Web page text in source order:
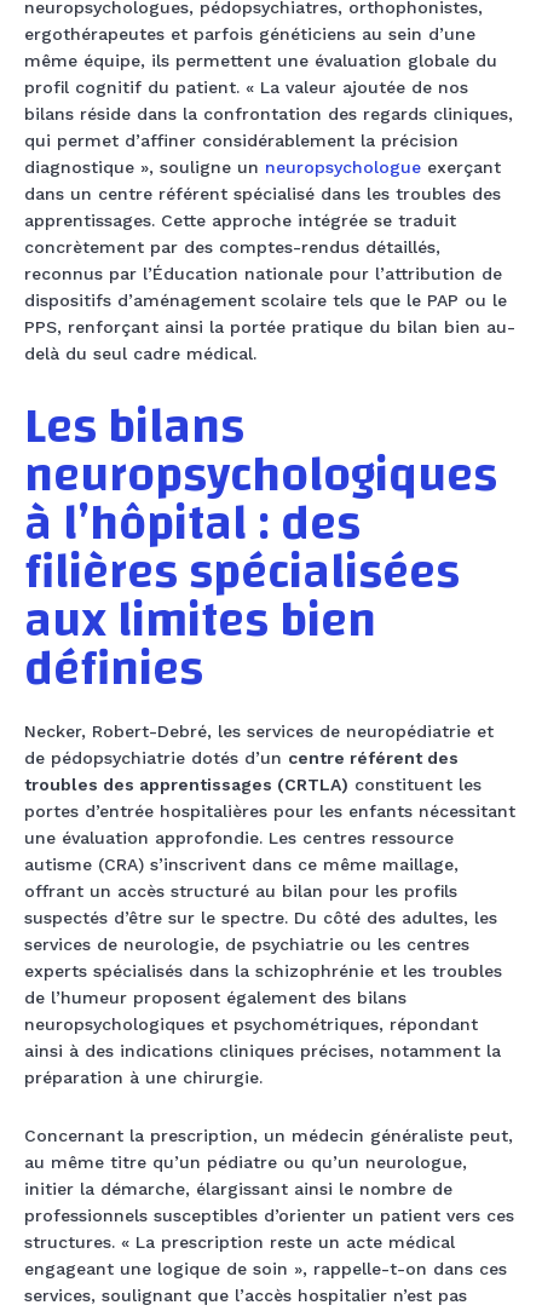
neuropsychologues, pédopsychiatres, orthophonistes,
ergothérapeutes et parfois généticiens au sein d’une
même équipe, ils permettent une évaluation globale du
profil cognitif du patient. « La valeur ajoutée de nos
bilans réside dans la confrontation des regards cliniques,
qui permet d’affiner considérablement la précision
diagnostique », souligne un neuropsychologue exerçant
dans un centre référent spécialisé dans les troubles des
apprentissages. Cette approche intégrée se traduit
concrètement par des comptes-rendus détaillés,
reconnus par l’Éducation nationale pour l’attribution de
dispositifs d’aménagement scolaire tels que le PAP ou le
PPS, renforçant ainsi la portée pratique du bilan bien au-
delà du seul cadre médical.
Les bilans
neuropsychologiques
à l’hôpital : des
filières spécialisées
aux limites bien
définies
Necker, Robert-Debré, les services de neuropédiatrie et
de pédopsychiatrie dotés d’un centre référent des
troubles des apprentissages (CRTLA) constituent les
portes d’entrée hospitalières pour les enfants nécessitant
une évaluation approfondie. Les centres ressource
autisme (CRA) s’inscrivent dans ce même maillage,
offrant un accès structuré au bilan pour les profils
suspectés d’être sur le spectre. Du côté des adultes, les
services de neurologie, de psychiatrie ou les centres
experts spécialisés dans la schizophrénie et les troubles
de l’humeur proposent également des bilans
neuropsychologiques et psychométriques, répondant
ainsi à des indications cliniques précises, notamment la
préparation à une chirurgie.
Concernant la prescription, un médecin généraliste peut,
au même titre qu’un pédiatre ou qu’un neurologue,
initier la démarche, élargissant ainsi le nombre de
professionnels susceptibles d’orienter un patient vers ces
structures. « La prescription reste un acte médical
engageant une logique de soin », rappelle-t-on dans ces
services, soulignant que l’accès hospitalier n’est pas